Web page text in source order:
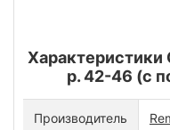
Характеристики
р. 42-46 (с
Производитель